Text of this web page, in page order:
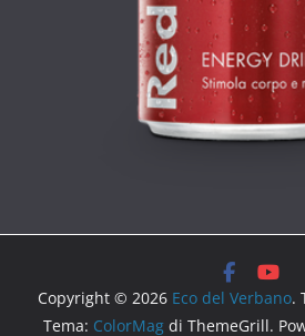
Copyright © 2026 Eco del Verbano.
Tema: ColorMag di ThemeGrill.